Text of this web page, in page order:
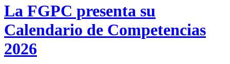
La FGPC presenta su
Calendario de Competencias
2026